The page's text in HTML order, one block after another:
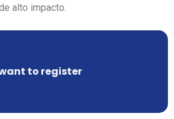
alto impacto.
to register